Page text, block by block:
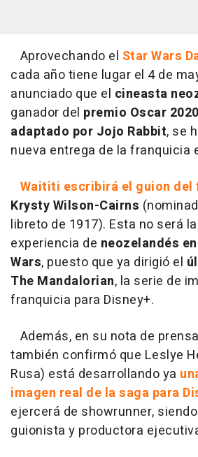
Aprovechando el Star Wars
cada año tiene lugar el 4 de
anunciado que el cineasta
ganador del premio Oscar
adaptado por Jojo Rabbit, se
nueva entrega de la franquicia
Waititi escribirá el guion del
Krysty Wilson-Cairns
libreto de 1917). Esta no será
experiencia de neozelandés
Wars, puesto que ya dirigió el
The Mandalorian, la serie de
franquicia para Disney+.
Además, en su nota de
también confirmó que Leslye
Rusa) está desarrollando ya
imagen real de la saga para
ejercerá de showrunner,
guionista y productora